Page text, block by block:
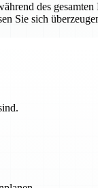
des
Sie sich